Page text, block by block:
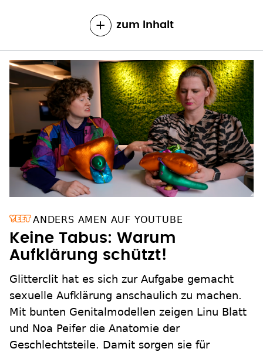
zum Inhalt
ANDERS AMEN AUF YOUTUBE
Keine Tabus: Warum
Aufklärung schützt!
Glitterclit hat es sich zur Aufgabe gemacht
sexuelle Aufklärung anschaulich zu machen.
Mit bunten Genitalmodellen zeigen Linu Blatt
und Noa Peifer die Anatomie der
Geschlechtsteile. Damit sorgen sie für